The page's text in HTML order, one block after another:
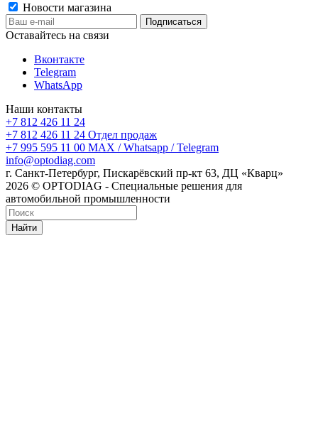
Новости магазина
Оставайтесь на связи
Вконтакте
Telegram
WhatsApp
Наши контакты
+7 812 426 11 24
+7 812 426 11 24 Отдел продаж
+7 995 595 11 00 MAX / Whatsapp / Telegram
info@optodiag.com
г. Санкт-Петербург, Пискарёвский пр-кт 63, ДЦ «Кварц»
2026 © OPTODIAG - Специальные решения для
автомобильной промышленности
Найти